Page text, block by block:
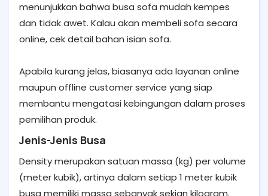
menunjukkan bahwa busa sofa mudah kempes
dan tidak awet. Kalau akan membeli sofa secara
online, cek detail bahan isian sofa.
Apabila kurang jelas, biasanya ada layanan online
maupun offline customer service yang siap
membantu mengatasi kebingungan dalam proses
pemilihan produk.
Jenis-Jenis Busa
Density merupakan satuan massa (kg) per volume
(meter kubik), artinya dalam setiap 1 meter kubik
busa memiliki massa sebanyak sekian kilogram.